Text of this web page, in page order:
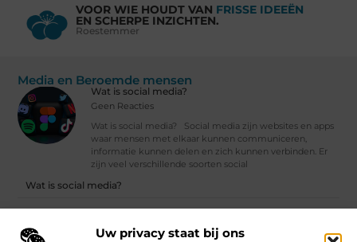
Uw privacy staat bij ons
VOOR WIE HOUDT VAN FRISSE IDEEËN
EN SCHERPE INZICHTEN.
Roestemmer
Media en Beroemde mensen
Wat is social media?
Geen Reacties
Wat is social media? Social media zijn websites en apps
waar mensen met elkaar kunnen communiceren,
informatie kunnen delen en zich kunnen verbinden. Er
zijn veel verschillende soorten social
Wat is social media?